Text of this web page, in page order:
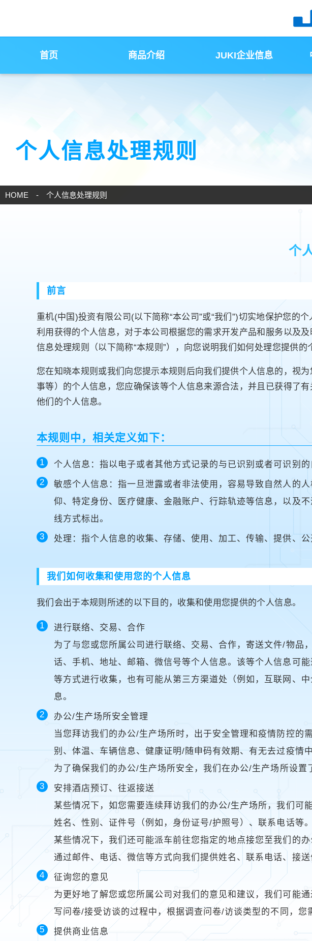
首页 商品介绍 JUKI企业信息
个人信息处理规则
HOME 个人信息处理规则
个
前言
重机(中国)投资有限公司(以下简称“本公司”或“我们”)切实地保护您的
利用获得的个人信息，对于本公司根据您的需求开发产品和服务以及
信息处理规则（以下简称“本规则”），向您说明我们如何处理您提供的
您在知晓本规则或我们向您提示本规则后向我们提供个人信息的，视
事等）的个人信息，您应确保该等个人信息来源合法，并且已获得了
他们的个人信息。
本规则中，相关定义如下：
个人信息：指以电子或者其他方式记录的与已识别或者可识别
敏感个人信息：指一旦泄露或者非法使用，容易导致自然人的
仰、特定身份、医疗健康、金融账户、行踪轨迹等信息，以及
线方式标出。
处理：指个人信息的收集、存储、使用、加工、传输、提供、公
我们如何收集和使用您的个人信息
我们会出于本规则所述的以下目的，收集和使用您提供的个人信息。
进行联络、交易、合作
为了与您或您所属公司进行联络、交易、合作，寄送文件/物品
话、手机、地址、邮箱、微信号等个人信息。该等个人信息可
等方式进行收集，也有可能从第三方渠道处（例如，互联网、
息。
办公/生产场所安全管理
当您拜访我们的办公/生产场所时，出于安全管理和疫情防控的
别、体温、车辆信息、健康证明/随申码有效期、有无去过疫情
为了确保我们的办公/生产场所安全，我们在办公/生产场所设
安排酒店预订、往返接送
某些情况下，如您需要连续拜访我们的办公/生产场所，我们可
姓名、性别、证件号（例如，身份证号/护照号）、联系电话等。
某些情况下，我们还可能派车前往您指定的地点接您至我们的
通过邮件、电话、微信等方式向我们提供姓名、联系电话、接
征询您的意见
为更好地了解您或您所属公司对我们的意见和建议，我们可能
写问卷/接受访谈的过程中，根据调查问卷/访谈类型的不同，您
提供商业信息